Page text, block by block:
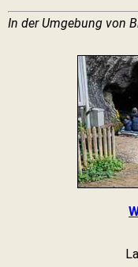
In der Umgebung von